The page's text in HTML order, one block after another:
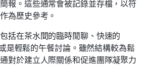
報。這些通常會被記錄並存檔，以符
為歷史參考。
包括在茶水間的臨時閒聊、快速的
是輕鬆的午餐討論。雖然結構較為鬆
對於建立人際關係和促進團隊凝聚力